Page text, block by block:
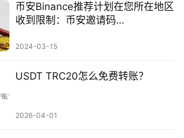
币安Binance推荐计划在您所在地区
收到限制：币安邀请码
2024-03-15
USDT TRC20怎么免费转账？
2026-04-01